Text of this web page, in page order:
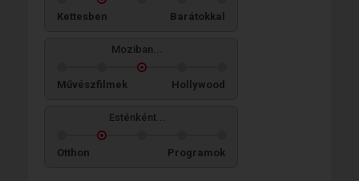
Kettesben Barátokkal
Moziban...
Művészfilmek Hollywood
Esténként...
Otthon Programok